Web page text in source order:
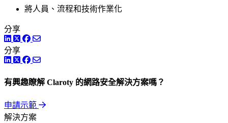
將人員、流程和技術作業化
分享
LinkedIn
TwitterFacebook
分享
LinkedIn
TwitterFacebook
有興趣瞭解 Claroty 的網路安全解決方案嗎？
申請示範
解決方案